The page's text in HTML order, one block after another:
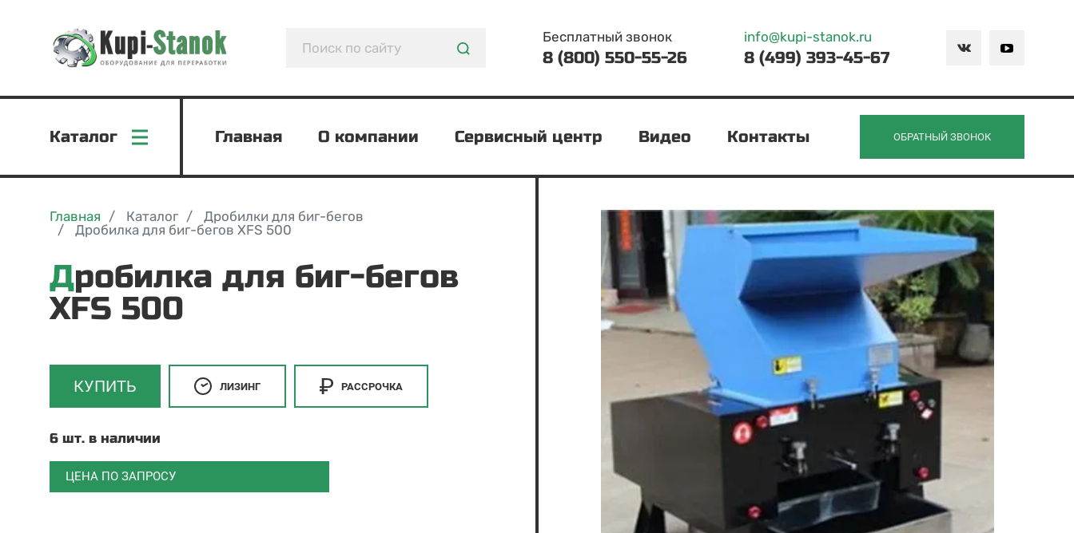
Бесплатный звонок
8 (800) 550-55-26
info@kupi-stanok.ru
8 (499) 393-45-67
Каталог Главная О компании Сервисный центр Видео Контакты ОБРАТНЫЙ ЗВОНОК
Главная Каталог
Дробилки для биг-бегов
Дробилка для биг-бегов XFS 500
Дробилка для биг-бегов
XFS 500
КУПИТЬ ЛИЗИНГ РАССРОЧКА
6 шт. в наличии
ЦЕНА ПО ЗАПРОСУ